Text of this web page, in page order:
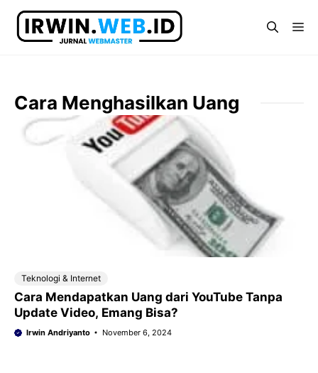
Langsung
Cara Menghasilkan Uang
Teknologi & Internet
Cara Mendapatkan Uang dari YouTube Tanpa
Update Video, Emang Bisa?
Irwin Andriyanto November 6, 2024